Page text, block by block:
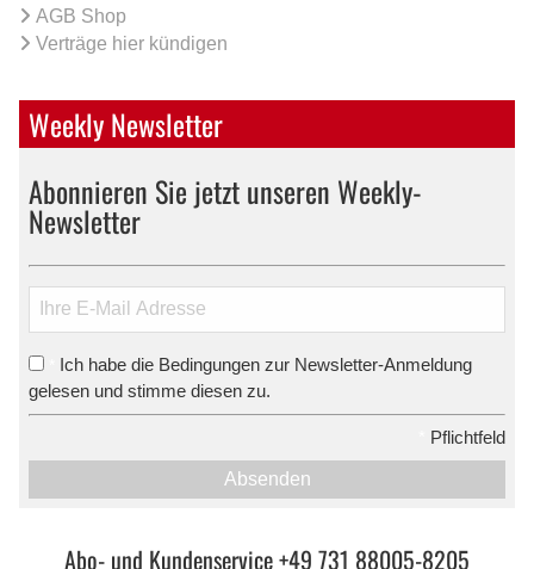
AGB Shop
Verträge hier kündigen
Weekly Newsletter
Abonnieren Sie jetzt unseren Weekly-
Newsletter
Ich habe die Bedingungen zur Newsletter-Anmeldung
gelesen und stimme diesen zu.
Pflichtfeld
Absenden
Abo- und Kundenservice +49 731 88005-8205